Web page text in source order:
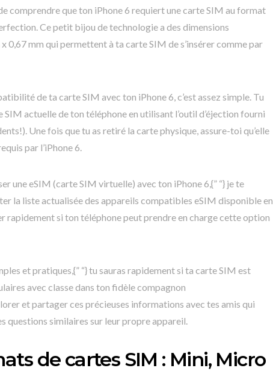
comprendre que ton iPhone 6 requiert une carte SIM au format
Ce petit bijou de technologie a des dimensions
0,67 mm qui permettent à ta carte SIM de s’insérer comme par
de ta carte SIM avec ton iPhone 6, c’est assez simple. Tu
actuelle de ton téléphone en utilisant l’outil d’éjection fourni
Une fois que tu as retiré la carte physique, assure-toi qu’elle
par l’iPhone 6.
une eSIM (carte SIM virtuelle) avec ton iPhone 6,{” “} je te
la liste actualisée des appareils compatibles eSIM disponible en
rapidement si ton téléphone peut prendre en charge cette option
et pratiques,{” “} tu sauras rapidement si ta carte SIM est
avec classe dans ton fidèle compagnon
et partager ces précieuses informations avec tes amis qui
questions similaires sur leur propre appareil.
de cartes SIM : Mini, Micro